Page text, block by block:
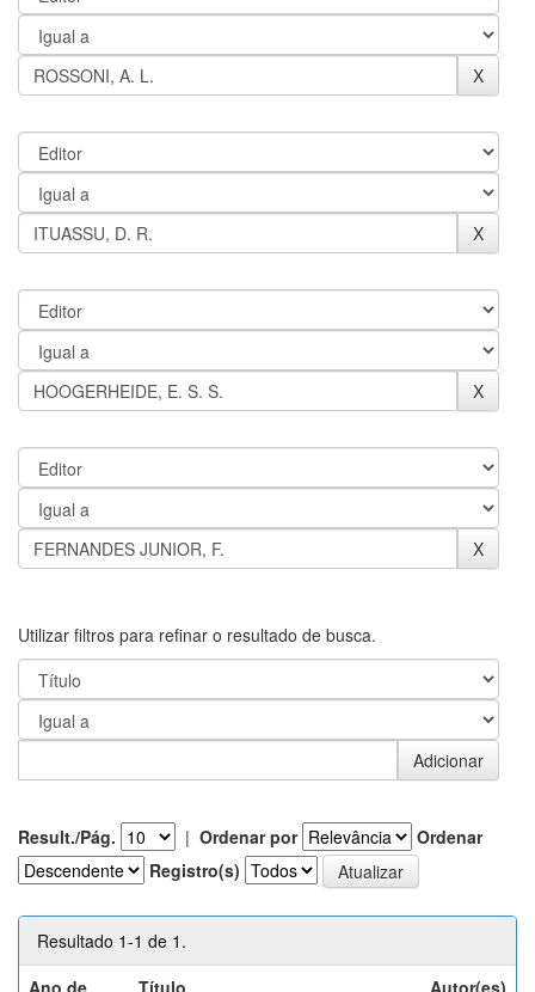
Utilizar filtros para refinar o resultado de busca.
Result./Pág. | Ordenar por
Ordenar
Registro(s)
Resultado 1-1 de 1.
Ano de
Título Autor(es)